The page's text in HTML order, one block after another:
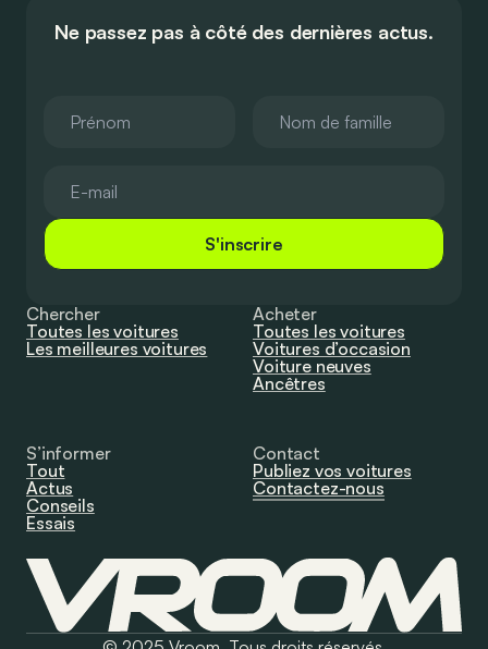
Ne passez pas à côté des dernières actus.
S'inscrire
Chercher
Toutes les voitures
Les meilleures voitures
Acheter
Toutes les voitures
Voitures d’occasion
Voiture neuves
Ancêtres
S’informer
Tout
Actus
Conseils
Essais
Contact
Publiez vos voitures
Contactez-nous